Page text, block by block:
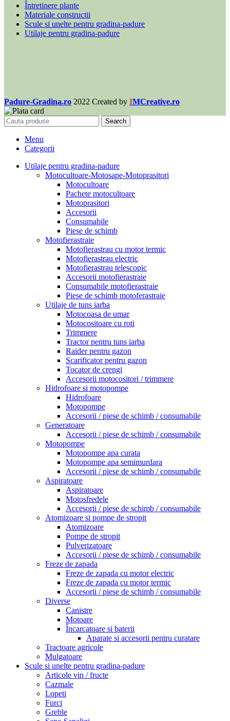
Întretinere plante
Materiale constructii
Scule si unelte pentru gradina-padure
Utilaje pentru gradina-padure
Padure-Gradina.ro 2022 Created by IMCreative.ro
Search
Menu
Categorii
Utilaje pentru gradina-padure
Motocultoare-Motosape-Motoprasitori
Motocultoare
Pachete motocultoare
Motoprasitori
Accesorii
Consumabile
Piese de schimb
Motofierastraie
Motofierastrau cu motor termic
Motofierastrau electric
Motofierastrau telescopic
Accesorii motofierastraie
Consumabile motofierastraie
Piese de schimb motoferastraie
Utilaje de tuns iarba
Motocoasa de umar
Motocositoare cu roti
Trimmere
Tractor pentru tuns iarba
Raider pentru gazon
Scarificator pentru gazon
Tocator de crengi
Accesorii motocositori / trimmere
Hidrofoare si motopompe
Hidrofoare
Motopompe
Accesorii / piese de schimb / consumabile
Generatoare
Accesorii / piese de schimb / consumabile
Motopompe
Motopompe apa curata
Motopompe apa semimurdara
Accesorii / piese de schimb / consumabile
Aspiratoare
Aspiratoare
Motosfredele
Accesorii / piese de schimb / consumabile
Atomizoare si pompe de stropit
Atomizoare
Pompe de stropit
Pulverizatoare
Accesorii / piese de schimb / consumabile
Freze de zapada
Freze de zapada cu motor electric
Freze de zapada cu motor termic
Accesorii / piese de schimb / consumabile
Diverse
Canistre
Motoare
Încarcatoare si baterii
Aparate si accesorii pentru curatare
Tractoare agricole
Mulgatoare
Scule si unelte pentru gradina-padure
Articole vin / fructe
Cazmale
Lopeti
Furci
Greble